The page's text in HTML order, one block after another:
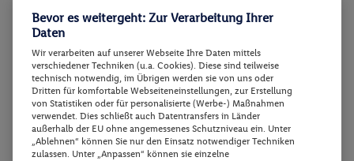
Buchen
Deluxe
14.09. - 20.09.2026
Ab/ bis München (DE) Flugdetails anzeigen
Deluxe
All-Inclusive
p.P.
1327.-
Gesamt 2654 €
Bevor es weitergeht: Zur Verarbeitung Ihrer
Daten
Wir verarbeiten auf unserer Webseite Ihre Daten mittels
verschiedener Techniken (u.a. Cookies). Diese sind teilweise
technisch notwendig, im Übrigen werden sie von uns oder
Dritten für komfortable Webseiteneinstellungen, zur Erstellung
von Statistiken oder für personalisierte (Werbe-) Maßnahmen
verwendet. Dies schließt auch Datentransfers in Länder
außerhalb der EU ohne angemessenes Schutzniveau ein. Unter
„Ablehnen“ können Sie nur den Einsatz notwendiger Techniken
zulassen. Unter „Anpassen“ können sie einzelne